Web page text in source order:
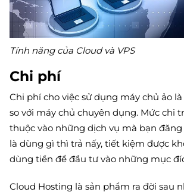
Tính năng của Cloud và VPS
Chi phí
Chi phí cho việc sử dụng máy chủ ảo
so với máy chủ chuyên dụng. Mức chi
thuộc vào những dịch vụ mà bạn đăng
là dùng gì thì trả nấy, tiết kiệm được
dùng tiền để đầu tư vào những mục
Cloud Hosting là sản phẩm ra đời sau